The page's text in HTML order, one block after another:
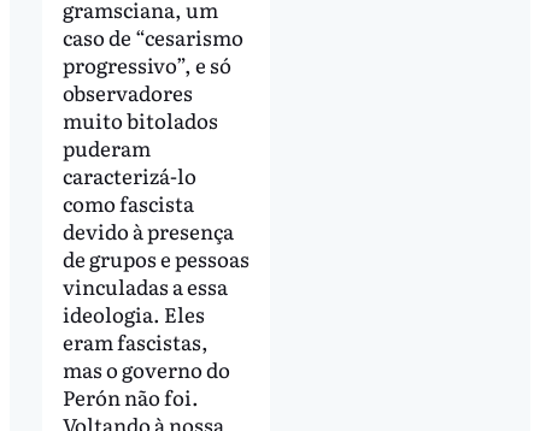
gramsciana, um
caso de “cesarismo
progressivo”, e só
observadores
muito bitolados
puderam
caracterizá-lo
como fascista
devido à presença
de grupos e pessoas
vinculadas a essa
ideologia. Eles
eram fascistas,
mas o governo do
Perón não foi.
Voltando à nossa